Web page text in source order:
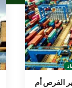
الفرص أم